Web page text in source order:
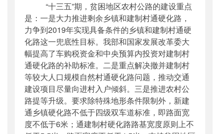
“十三五”期，贫困地区农村公路的建设重点
是：一是大力推进剩余乡镇和建制村通硬化路，
力争到2019年实现具备条件的乡镇和建制村通硬
化路这一兜底性目标。我部和国家发展改革委大
幅提高了车购税资金和中央预算内投资对建制村
通硬化路的补助标准。二是重点解决撤并建制村
等较大人口规模自然村通硬化路问题，推动交通
建设项目尽量向进村入户倾斜。三是推进农村公
路提等升级。要求除特殊地形条件限制外，新建
通乡镇硬化路不低于四级双车道标准，即路面宽
度不低于6米；通建制村硬化路路基宽度原则上不